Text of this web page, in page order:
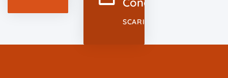
SCARICA